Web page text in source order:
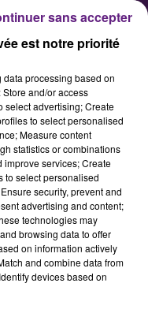
de
d’opéra
au 25 mai,
en place
de
est notre priorité
processing based on
and/or access
select advertising; Create
to select personalised
Measure content
statistics or combinations
improve services; Create
to select personalised
security, prevent and
advertising and content;
technologies may
browsing data to offer
on information actively
and combine data from
devices based on
sans accepter